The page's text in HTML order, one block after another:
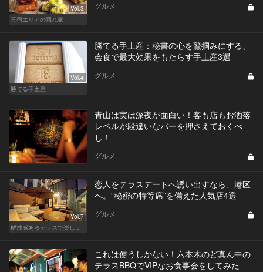
Vol.3
三宿エリアの隠れ家
グルメ
Vol.4
勝てる手土産
勝てる手土産：秘書の心を鷲掴みにする、
会食で最大効果をもたらす手土産3選
グルメ
青山は実は深夜が面白い！客も店もお洒落
レベルが段違いなバーを押さえておくべ
し！
グルメ
Vol.7
解放感あるテラスで楽しく飲める東京の人気店
恋人をテラスデートへ誘い出すなら、港区
へ。“秘密の特等席”を備えた人気店4選
グルメ
これは使うしかない！六本木のど真ん中の
テラスBBQでVIPなお食事会をしてみた